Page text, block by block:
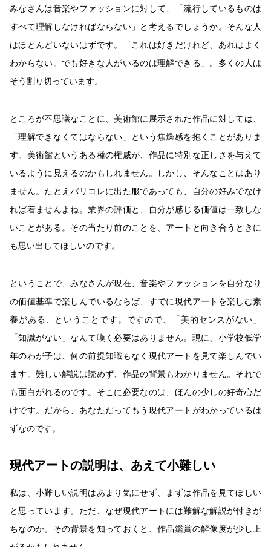
みなさんは音楽やファッションに対して、「流行しているものは
すべて理解しなければならない」と考えるでしょうか。そんな人
はほとんどいないはずです。「これは好きだけれど、あれはよく
わからない。でも好きな人がいるのは理解できる」。多くの人は
そう割り切っています。
ところが不思議なことに、美術館に展示された作品に対しては、
「理解できなくてはならない」という焦燥感を抱くことがありま
す。美術館というある種の権威が、作品に特別な正しさを与えて
いるように見えるのかもしれません。しかし、そんなことはあり
ません。たとえパリコレに出た服であっても、自分の好みでなけ
れば着ませんよね。業界の評価と、自分が感じる価値は一致しな
いことがある。その当たり前のことを、アートと向き合うときに
も思い出してほしいのです。
ということで、みなさんが現在、音楽やファッションを自分なり
の価値基準で楽しんでいるならば、すでに現代アートを楽しむ素
養がある、ということです。ですので、「美的センスがない」
「知識がない」なんて嘆く必要はありません。現に、小学校低学
年のわが子は、何の前提知識もなく現代アートを見て楽しんでい
ます。難しい解説は読めず、作品の背景もわかりません。それで
も面白がれるのです。そこに必要なのは、ほんの少しの好奇心だ
けです。だから、あなただってもう現代アートがわかっているは
ずなのです。
現代アートの説明は、あえて小難しい
私は、小難しい説明はあまり気にせず、まずは作品を見てほしい
と思っています。ただ、なぜ現代アートには難解な解説が付きが
ちなのか。その背景を知っておくと、作品鑑賞の解像度が少し上